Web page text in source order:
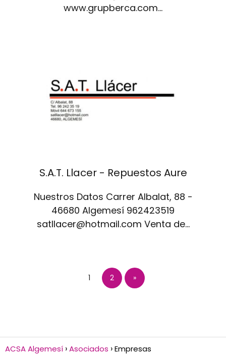
www.grupberca.com…
S.A.T. Llacer - Repuestos Aure
Nuestros Datos Carrer Albalat, 88 -
46680 Algemesí 962423519
satllacer@hotmail.com Venta de…
1 2 »
ACSA Algemesí Asociados Empresas